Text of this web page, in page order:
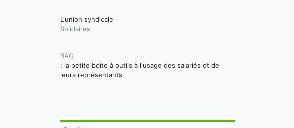
L'union syndicale
Solidaires
BAO
: la petite boîte à outils à l'usage des salariés et de
leurs représentants